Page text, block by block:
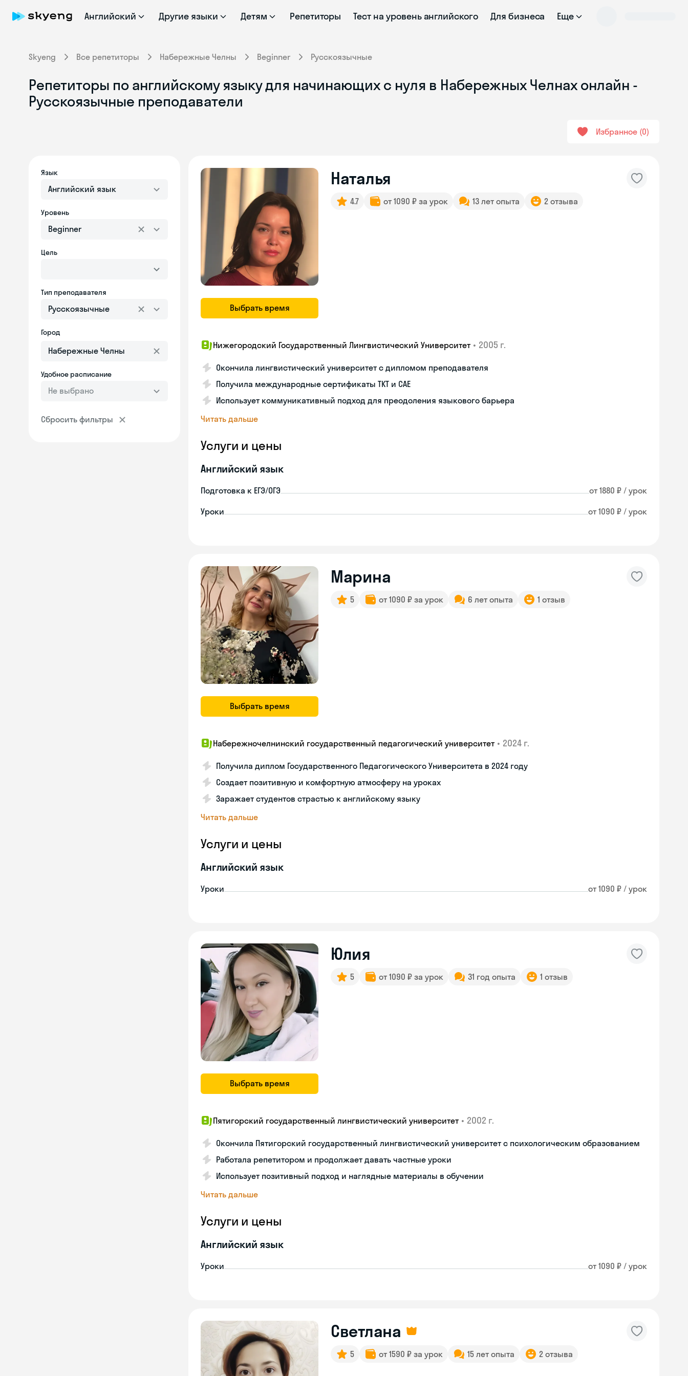
Английский Другие языки Детям Репетиторы Тест на уровень английского Для бизнеса Еще
Skyeng Все репетиторы Набережные Челны Beginner Русскоязычные
Репетиторы по английскому языку для начинающих с нуля в Набережных Челнах онлайн -
Русскоязычные преподаватели
Избранное 0
Язык
Английский язык
Уровень
Beginner
Цель
Тип преподавателя
Русскоязычные
Город
Удобное расписание
Не выбрано
Сбросить фильтры
Выбрать время
Наталья
4.7 от 1090 ₽ за урок 13 лет опыта 2 отзыва
Нижегородский Государственный Лингвистический Университет • 2005 г.
Окончила лингвистический университет с дипломом преподавателя
Получила международные сертификаты TKT и CAE
Использует коммуникативный подход для преодоления языкового барьера
Читать дальше
Услуги и цены
Английский язык
Подготовка к ЕГЭ/ОГЭ от 1880 ₽ / урок
Уроки от 1090 ₽ / урок
Выбрать время
Марина
5 от 1090 ₽ за урок 6 лет опыта 1 отзыв
Набережночелнинский государственный педагогический университет • 2024 г.
Получила диплом Государственного Педагогического Университета в 2024 году
Создает позитивную и комфортную атмосферу на уроках
Заражает студентов страстью к английскому языку
Читать дальше
Услуги и цены
Английский язык
Уроки от 1090 ₽ / урок
Выбрать время
Юлия
5 от 1090 ₽ за урок 31 год опыта 1 отзыв
Пятигорский государственный лингвистический университет • 2002 г.
Окончила Пятигорский государственный лингвистический университет с психологическим образованием
Работала репетитором и продолжает давать частные уроки
Использует позитивный подход и наглядные материалы в обучении
Читать дальше
Услуги и цены
Английский язык
Уроки от 1090 ₽ / урок
Светлана
5 от 1590 ₽ за урок 15 лет опыта 2 отзыва